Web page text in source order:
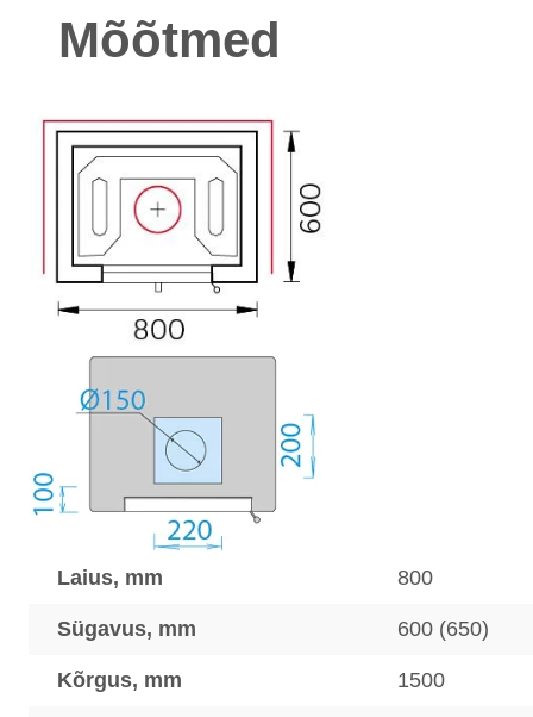
Mõõtmed
Laius, mm 800
Sügavus, mm 600 (650)
Kõrgus, mm 1500